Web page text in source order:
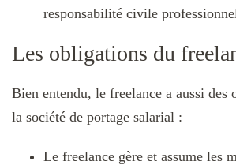
responsabilité civile
Les obligations du
Bien entendu, le freelance a aussi des
la société de portage salarial :
Le freelance gère et assume les